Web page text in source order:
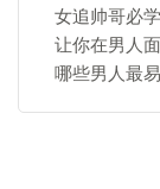
女追帅哥必
让你在男人
哪些男人最